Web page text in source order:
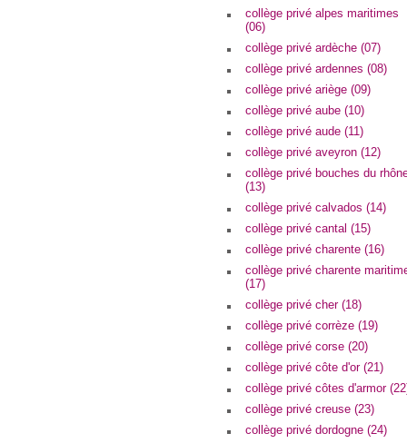
collège privé alpes maritimes
(06)
collège privé ardèche (07)
collège privé ardennes (08)
collège privé ariège (09)
collège privé aube (10)
collège privé aude (11)
collège privé aveyron (12)
collège privé bouches du
(13)
collège privé calvados (14)
collège privé cantal (15)
collège privé charente (16)
collège privé charente
(17)
collège privé cher (18)
collège privé corrèze (19)
collège privé corse (20)
collège privé côte d'or (21)
collège privé côtes d'armor
collège privé creuse (23)
collège privé dordogne (24)